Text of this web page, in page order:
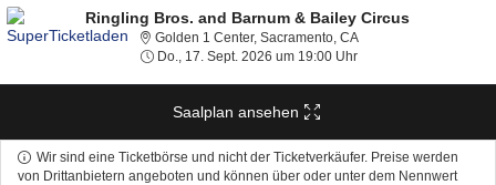
Ringling Bros. and Barnum & Bailey Circus
Golden 1 Center, Sacramento, CAGolden 1 Center,
Do., 17. Sept. 2026 um 19:00 UhrDo., 17. Sept. 2026
Saalplan ansehen
Wir sind eine Ticketbörse und nicht der Ticketverkäufer. Preise werden
von Drittanbietern angeboten und können über oder unter dem Nennwert